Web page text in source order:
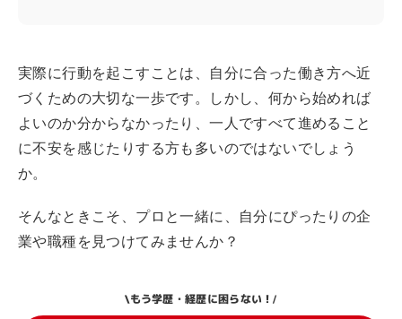
実際に行動を起こすことは、自分に合った働き方へ近
づくための大切な一歩です。しかし、何から始めれば
よいのか分からなかったり、一人ですべて進めること
に不安を感じたりする方も多いのではないでしょう
か。
そんなときこそ、プロと一緒に、自分にぴったりの企
業や職種を見つけてみませんか？
\もう学歴・経歴に困らない！/